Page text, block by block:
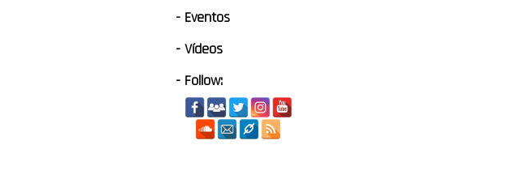
- Eventos
- Vídeos
- Follow: